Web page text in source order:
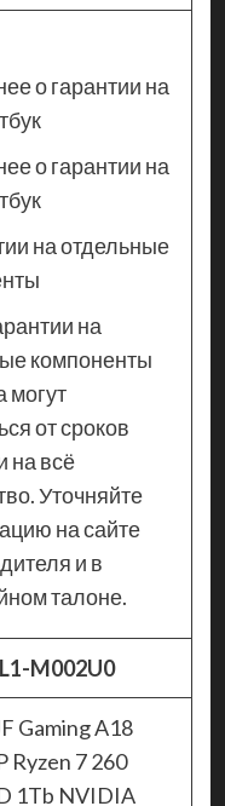
о гарантии на
о гарантии на
на отдельные
на
компоненты
могут
от сроков
на всё
Уточняйте
на сайте
и в
талоне.
M002U0
Gaming A18
Ryzen 7 260
1Tb NVIDIA